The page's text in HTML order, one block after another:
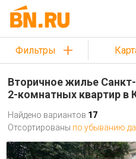
Фильтры
Вторичное жилье
2-комнатных квартир в
Найдено вариантов 17
Отсортированы по убыванию